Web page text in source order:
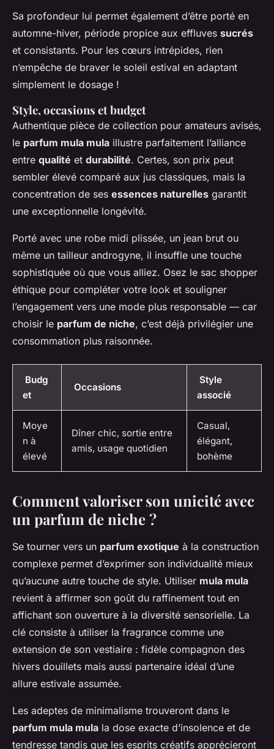
Sa profondeur lui permet également d’être porté en
automne-hiver, période propice aux effluves sucrés
et consistants. Pour les cœurs intrépides, rien
n’empêche de braver le soleil estival en adaptant
simplement le dosage !
Style, occasions et budget
Authentique pièce de collection pour amateurs avisés,
le parfum mula mula illustre parfaitement l’alliance
entre qualité et durabilité. Certes, son prix peut
sembler élevé comparé aux jus classiques, mais la
concentration de ses essences naturelles garantit
une exceptionnelle longévité.
Porté avec une robe midi plissée, un jean brut ou
même un tailleur androgyne, il insuffle une touche
sophistiquée où que vous alliez. Osez le sac shopper
éthique pour compléter votre look et souligner
l’engagement vers une mode plus responsable — car
choisir le parfum de niche, c’est déjà privilégier une
consommation plus raisonnée.
Budg
et
Occasions
Style
associé
Moye
n à
élevé
Dîner chic, sortie entre
amis, usage quotidien
Casual,
élégant,
bohème
Comment valoriser son unicité avec
un parfum de niche ?
Se tourner vers un parfum exotique à la construction
complexe permet d’exprimer son individualité mieux
qu’aucune autre touche de style. Utiliser mula mula
revient à affirmer son goût du raffinement tout en
affichant son ouverture à la diversité sensorielle. La
clé consiste à utiliser la fragrance comme une
extension de son vestiaire : fidèle compagnon des
hivers douillets mais aussi partenaire idéal d’une
allure estivale assumée.
Les adeptes de minimalisme trouveront dans le
parfum mula mula la dose exacte d’insolence et de
tendresse tandis que les esprits créatifs apprécieront